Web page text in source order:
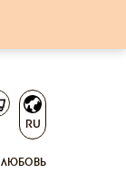
RU
любовь